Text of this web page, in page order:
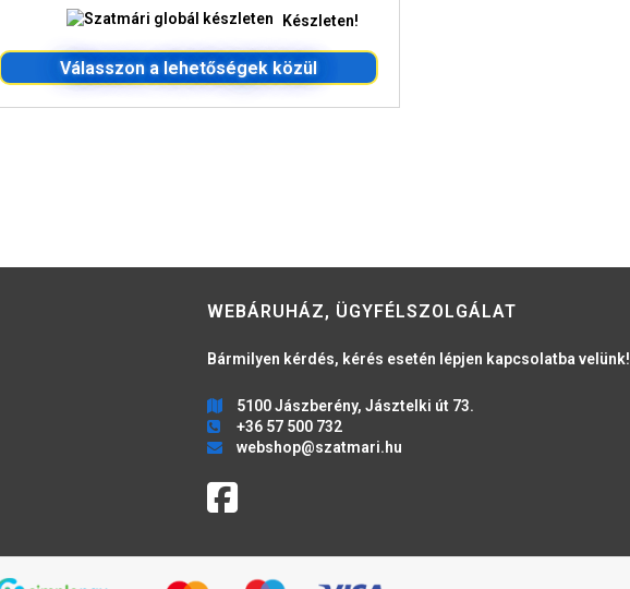
Készleten!
Válasszon a lehetőségek közül
WEBÁRUHÁZ, ÜGYFÉLSZOLGÁLAT
Bármilyen kérdés, kérés esetén lépjen kapcsolatba velünk!
5100 Jászberény, Jásztelki út 73.
+36 57 500 732
webshop@szatmari.hu